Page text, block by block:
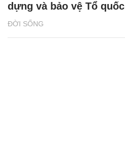
ĐỜI SỐNG
dựng và bảo vệ Tổ quốc